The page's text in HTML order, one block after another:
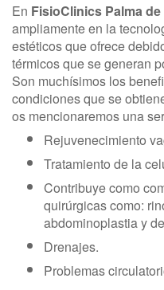
En FisioClinics Palma
ampliamente en la
estéticos que ofrece
térmicos que se generan
Son muchísimos los
condiciones que se
os mencionaremos una
Rejuvenecimiento
Tratamiento de la
Contribuye como
quirúrgicas como:
abdominoplastia y
Drenajes.
Problemas